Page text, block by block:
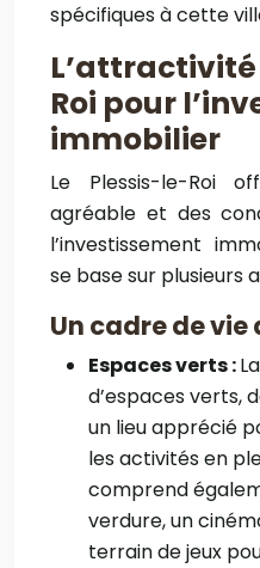
spécifiques à cette
Roi pour
immobilier
Le Plessis-le-Roi
agréable et des
l’investissement
se base sur plusieurs
Un cadre de
Espaces verts :
d’espaces verts,
un lieu apprécié
les activités en
comprend
verdure, un
terrain de jeux